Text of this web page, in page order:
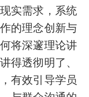
实需求，系统
的理念创新与
将深邃理论讲
得透彻明了、
有效引导学员